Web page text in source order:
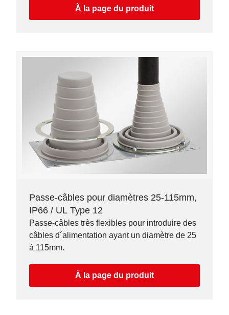
À la page du produit
Passe-câbles pour diamètres 25-115mm,
IP66 / UL Type 12
Passe-câbles très flexibles pour introduire des
câbles d´alimentation ayant un diamètre de 25
à 115mm.
À la page du produit